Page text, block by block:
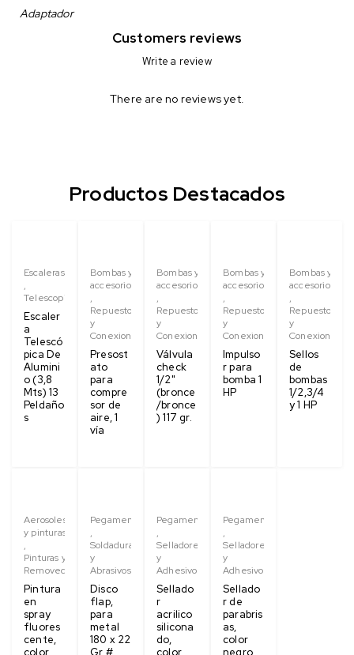
Adaptador
Customers reviews
Write a review
There are no reviews yet.
Productos Destacados
Escaleras
,
Telescopica
Escaler
a
Telescó
pica De
Alumini
o (3,8
Mts) 13
Peldaño
s
Bombas y
accesorios
,
Repuestos
y
Conexiones
Presost
ato
para
compre
sor de
aire, 1
vía
Bombas y
accesorios
,
Repuestos
y
Conexiones
Válvula
check
1/2"
(bronce
/bronce
) 117 gr.
Bombas y
accesorios
,
Repuestos
y
Conexiones
Impulso
r para
bomba 1
HP
Bombas y
accesorios
,
Repuestos
y
Conexiones
Sellos
de
bombas
1/2,3/4
y 1 HP
Aerosoles
y pinturas
,
Pinturas y
Removedores
Pintura
en
spray
fluores
cente,
color
Pegamentos
,
Soldaduras
y
Abrasivos
Disco
flap,
para
metal
180 x 22
Gr #
Pegamentos
,
Selladores
y
Adhesivos
Sellado
r
acrilico
silicona
do,
color
Pegamentos
,
Selladores
y
Adhesivos
Sellado
r de
parabris
as,
color
negro,